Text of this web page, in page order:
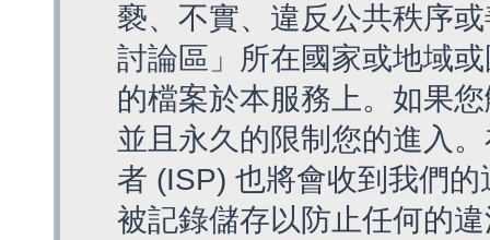
褻、不實、違反公共秩序
討論區」所在國家或地域
的檔案於本服務上。如果
並且永久的限制您的進入
者 (ISP) 也將會收到我們
被記錄儲存以防止任何的